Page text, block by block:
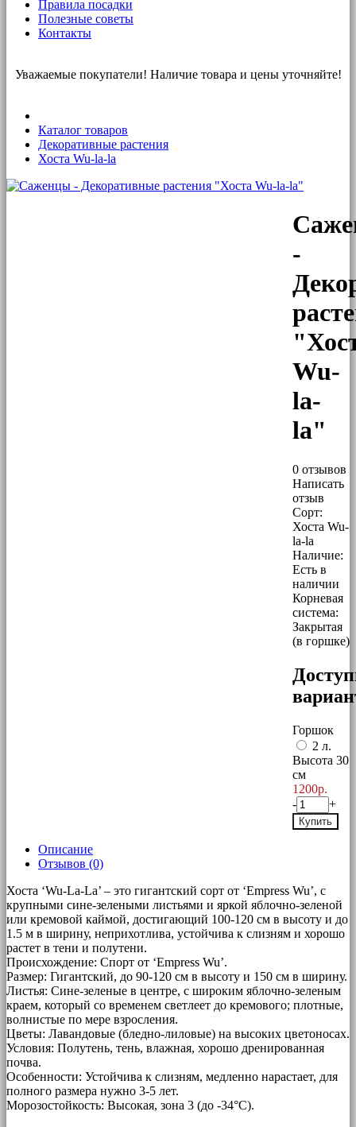
Правила посадки
Полезные советы
Контакты
Уважаемые покупатели! Наличие товара и цены уточняйте!
Каталог товаров
Декоративные растения
Хоста Wu-la-la
-
Wu-
la-
la"
0 отзывов
Написать
отзыв
Сорт:
Хоста Wu-
la-la
Наличие:
Есть в
наличии
Корневая
система:
Закрытая
(в горшке)
Горшок
2 л.
Высота 30
см
1200р.
-
+
Купить
Описание
Отзывов (0)
Хоста ‘Wu-La-La’ – это гигантский сорт от ‘Empress Wu’, с
крупными сине-зелеными листьями и яркой яблочно-зеленой
или кремовой каймой, достигающий 100-120 см в высоту и до
1.5 м в ширину, неприхотлива, устойчива к слизням и хорошо
растет в тени и полутени.
Происхождение: Спорт от ‘Empress Wu’.
Размер: Гигантский, до 90-120 см в высоту и 150 см в ширину.
Листья: Сине-зеленые в центре, с широким яблочно-зеленым
краем, который со временем светлеет до кремового; плотные,
волнистые по мере взросления.
Цветы: Лавандовые (бледно-лиловые) на высоких цветоносах.
Условия: Полутень, тень, влажная, хорошо дренированная
почва.
Особенности: Устойчива к слизням, медленно нарастает, для
полного размера нужно 3-5 лет.
Морозостойкость: Высокая, зона 3 (до -34°C).